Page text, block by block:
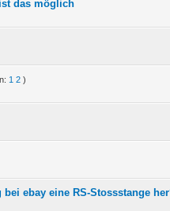
das möglich
45
1 2 )
5
ebay eine RS-Stossstange
5